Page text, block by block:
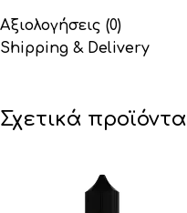
Αξιολογήσεις (0)
Shipping & Delivery
Σχετικά προϊόντα